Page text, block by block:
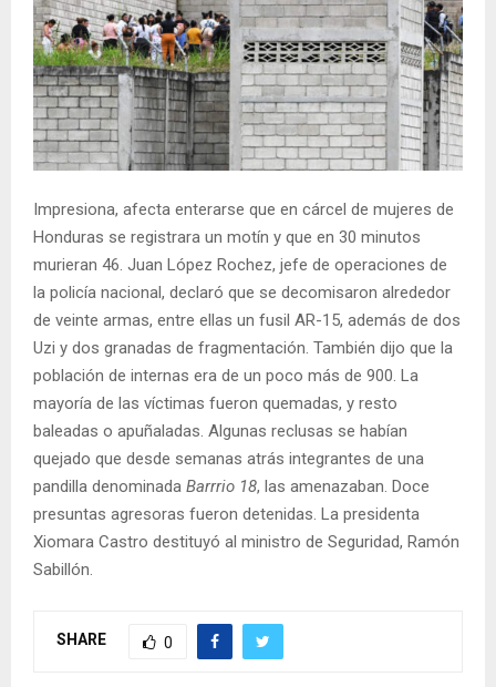
Impresiona, afecta enterarse que en cárcel de mujeres de
Honduras se registrara un motín y que en 30 minutos
murieran 46. Juan López Rochez, jefe de operaciones de
la policía nacional, declaró que se decomisaron alrededor
de veinte armas, entre ellas un fusil AR-15, además de dos
Uzi y dos granadas de fragmentación. También dijo que la
población de internas era de un poco más de 900. La
mayoría de las víctimas fueron quemadas, y resto
baleadas o apuñaladas. Algunas reclusas se habían
quejado que desde semanas atrás integrantes de una
pandilla denominada Barrrio 18, las amenazaban. Doce
presuntas agresoras fueron detenidas. La presidenta
Xiomara Castro destituyó al ministro de Seguridad, Ramón
Sabillón.
SHARE 0